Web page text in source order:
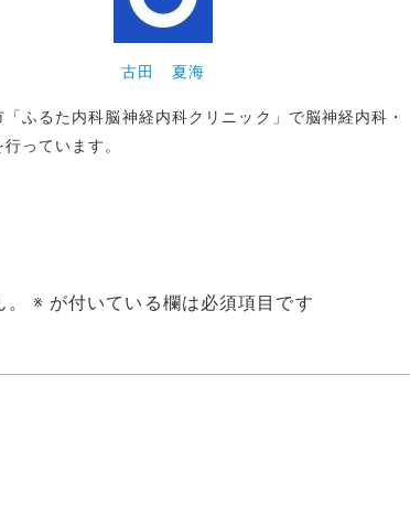
古田 夏海
ふるた内科脳神経内科クリニック」で脳神経内科・
っています。
※ が付いている欄は必須項目です